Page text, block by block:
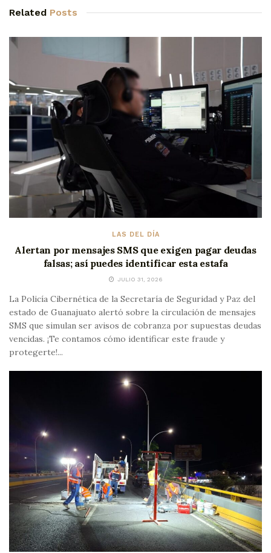
Related Posts
LAS DEL DÍA
Alertan por mensajes SMS que exigen pagar deudas
falsas; así puedes identificar esta estafa
JULIO 31, 2026
La Policía Cibernética de la Secretaría de Seguridad y Paz del
estado de Guanajuato alertó sobre la circulación de mensajes
SMS que simulan ser avisos de cobranza por supuestas deudas
vencidas. ¡Te contamos cómo identificar este fraude y
protegerte!...